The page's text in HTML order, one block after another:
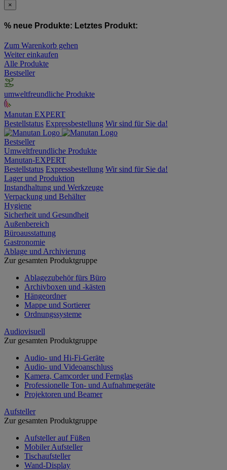
×
% neue Produkte: Letztes Produkt:
Zum Warenkorb gehen
Weiter einkaufen
Alle Produkte
Bestseller
umweltfreundliche Produkte
Manutan EXPERT
Bestellstatus Expressbestellung Wir sind für Sie da!
Bestseller
Umweltfreundliche Produkte
Manutan-EXPERT
Bestellstatus Expressbestellung Wir sind für Sie da!
Lager und Produktion
Instandhaltung und Werkzeuge
Verpackung und Behälter
Hygiene
Sicherheit und Gesundheit
Außenbereich
Büroausstattung
Gastronomie
Ablage und Archivierung
Zur gesamten Produktgruppe
Ablagezubehör fürs Büro
Archivboxen und -kästen
Hängeordner
Mappe und Sortierer
Ordnungssysteme
Audiovisuell
Zur gesamten Produktgruppe
Audio- und Hi-Fi-Geräte
Audio- und Videoanschluss
Kamera, Camcorder und Fernglas
Professionelle Ton- und Aufnahmegeräte
Projektoren und Beamer
Aufsteller
Zur gesamten Produktgruppe
Aufsteller auf Füßen
Mobiler Aufsteller
Tischaufsteller
Wand-Display